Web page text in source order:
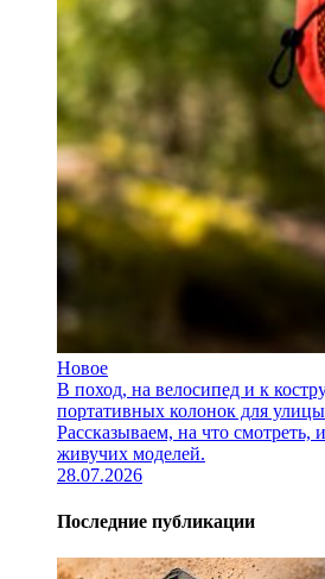
Новое
В поход, на велосипед и к
портативных колонок для улицы
Рассказываем, на что смотреть,
живучих моделей.
28.07.2026
Последние публикации